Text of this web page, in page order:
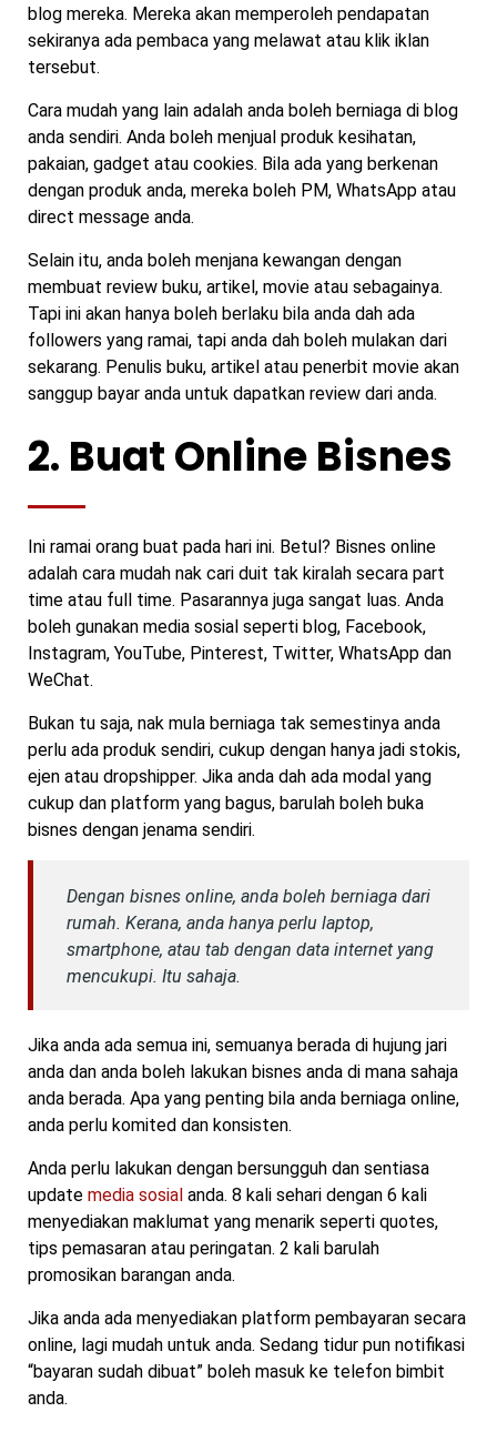
blog mereka. Mereka akan memperoleh pendapatan
sekiranya ada pembaca yang melawat atau klik iklan
tersebut.
Cara mudah yang lain adalah anda boleh berniaga di blog
anda sendiri. Anda boleh menjual produk kesihatan,
pakaian, gadget atau cookies. Bila ada yang berkenan
dengan produk anda, mereka boleh PM, WhatsApp atau
direct message anda.
Selain itu, anda boleh menjana kewangan dengan
membuat review buku, artikel, movie atau sebagainya.
Tapi ini akan hanya boleh berlaku bila anda dah ada
followers yang ramai, tapi anda dah boleh mulakan dari
sekarang. Penulis buku, artikel atau penerbit movie akan
sanggup bayar anda untuk dapatkan review dari anda.
2. Buat Online Bisnes
Ini ramai orang buat pada hari ini. Betul? Bisnes online
adalah cara mudah nak cari duit tak kiralah secara part
time atau full time. Pasarannya juga sangat luas. Anda
boleh gunakan media sosial seperti blog, Facebook,
Instagram, YouTube, Pinterest, Twitter, WhatsApp dan
WeChat.
Bukan tu saja, nak mula berniaga tak semestinya anda
perlu ada produk sendiri, cukup dengan hanya jadi stokis,
ejen atau dropshipper. Jika anda dah ada modal yang
cukup dan platform yang bagus, barulah boleh buka
bisnes dengan jenama sendiri.
Dengan bisnes online, anda boleh berniaga dari
rumah. Kerana, anda hanya perlu laptop,
smartphone, atau tab dengan data internet yang
mencukupi. Itu sahaja.
Jika anda ada semua ini, semuanya berada di hujung jari
anda dan anda boleh lakukan bisnes anda di mana sahaja
anda berada. Apa yang penting bila anda berniaga online,
anda perlu komited dan konsisten.
Anda perlu lakukan dengan bersungguh dan sentiasa
update media sosial anda. 8 kali sehari dengan 6 kali
menyediakan maklumat yang menarik seperti quotes,
tips pemasaran atau peringatan. 2 kali barulah
promosikan barangan anda.
Jika anda ada menyediakan platform pembayaran secara
online, lagi mudah untuk anda. Sedang tidur pun notifikasi
“bayaran sudah dibuat” boleh masuk ke telefon bimbit
anda.